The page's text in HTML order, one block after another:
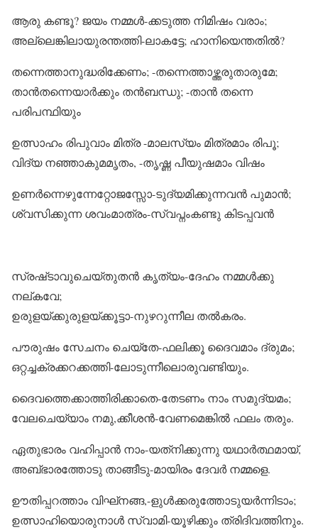
ആരു കണ്ടൂ? ജയം നമ്മൾ-ക്കടുത്ത നിമിഷം വരാം;
അല്ലെങ്കിലായുരന്തത്തി-ലാകട്ടേ; ഹാനിയെന്തതിൽ?
തന്നെത്താനുദ്ധരിക്കേണം; -തന്നെത്താഴ്ത്തരുതാരുമേ;
താൻതന്നെയാർക്കും തൻബന്ധു; -താൻ തന്നെ
പരിപന്ഥിയും
ഉത്സാഹം രിപുവാം മിത്ര -മാലസ്യം മിത്രമാം രിപൂ;
വിദ്യ നഞ്ഞാകുമമൃതം, -തൃഷ്ണ പീയുഷമാം വിഷം
ഉണർന്നെഴുന്നേറ്റോജസ്സോ-ടുദ്യമിക്കുന്നവൻ പുമാൻ;
ശ്വസിക്കുന്ന ശവംമാത്രം-സ്വപ്നംകണ്ടു കിടപ്പവൻ
സ്രഷ്‌ടാവുചെയ്‌തുതൻ കൃത്യം-ദേഹം നമ്മൾക്കു
നല്‌കവേ;
ഉരുളയ്‌ക്കുരുളയ്‌ക്കൂട്ടാ-നുഴറുന്നീല തൽകരം.
പൗരുഷം സേചനം ചെയ്‌തേ-ഫലിക്കൂ ദൈവമാം ദ്രുമം;
ഒറ്റച്ചക്രക്കറക്കത്തി-ലോടുന്നീലൊരുവണ്ടിയും.
ദൈവത്തെക്കാത്തിരിക്കാതെ-തേടണം നാം സമുദ്യമം;
വേലചെയ്യാം നമു,ക്കീശൻ-വേണമെങ്കിൽ ഫലം തരും.
ഏതുഭാരം വഹിപ്പാൻ നാം-യത്‌നിക്കുന്നു യഥാർത്ഥമായ്,
അബ്‌ഭാരത്തോടു താങ്ങീടു-മായിരം ദേവർ നമ്മളെ.
ഊതിപ്പറത്താം വിഘ്‌നങ്ങ,-ളുൾക്കരുത്തോടുയർന്നിടാം;
ഉത്സാഹിയൊരുനാൾ സ്വാമി-യൂഴിക്കും ത്രിദിവത്തിനും.